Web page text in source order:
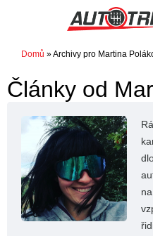
Domů »Archivy pro Martina
Články od